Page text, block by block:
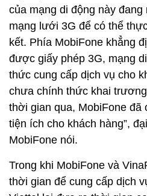
của mạng di động này đang
mạng lưới 3G để có thể
kết. Phía MobiFone khẳng
được giấy phép 3G, mạng
thức cung cấp dịch vụ cho
chưa chính thức khai
thời gian qua, MobiFone đã
tiện ích cho khách hàng”,
MobiFone nói.
Trong khi MobiFone và
thời gian để cung cấp dịch